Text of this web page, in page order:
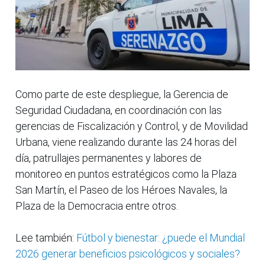
Como parte de este despliegue, la Gerencia de
Seguridad Ciudadana, en coordinación con las
gerencias de Fiscalización y Control, y de Movilidad
Urbana, viene realizando durante las 24 horas del
día, patrullajes permanentes y labores de
monitoreo en puntos estratégicos como la Plaza
San Martín, el Paseo de los Héroes Navales, la
Plaza de la Democracia entre otros.
Lee también: Fútbol y bienestar: ¿puede el Mundial
2026 generar beneficios psicológicos y sociales?